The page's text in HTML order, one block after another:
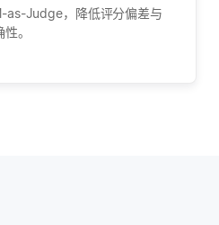
as-Judge，降低评分偏差与
。